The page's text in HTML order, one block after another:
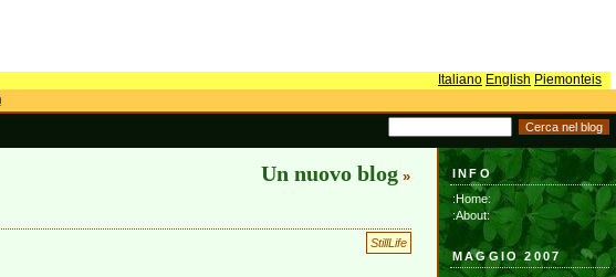
Italiano English Piemonteis
Un nuovo blog »
StillLife
INFO
:Home:
:About:
MAGGIO 2007